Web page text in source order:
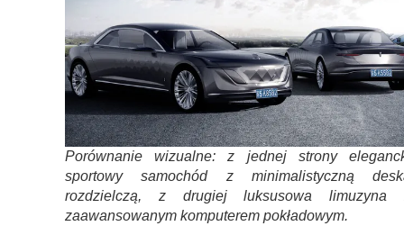
Porównanie wizualne: z jednej strony
sportowy samochód z minimalistyczną
rozdzielczą, z drugiej luksusowa limuzyna
zaawansowanym komputerem pokładowym.